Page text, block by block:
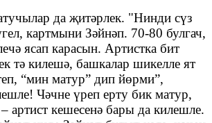
да җитәрлек. "Нинди сүз
картмыни Зәйнәп. 70-80 булгач,
ясап карасын. Артистка бит
тә килешә, башкалар шикелле ят
“мин матур” дип йөрми”,
Чәчне үреп ерту бик матур,
артист кешесенә бары да килешле.